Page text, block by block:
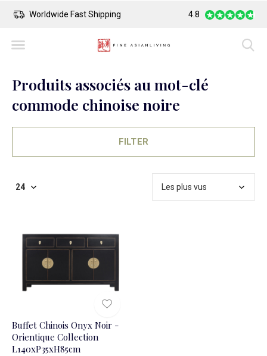
Worldwide Fast Shipping Safe Payment
4.8
Produits associés au mot-clé
commode chinoise noire
FILTER
Buffet Chinois Onyx Noir -
Orientique Collection
L140xP35xH85cm